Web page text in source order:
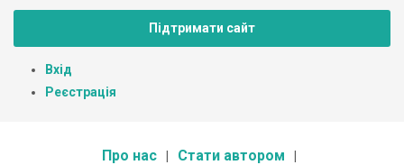
Підтримати сайт
Вхід
Реєстрація
Про нас Стати автором